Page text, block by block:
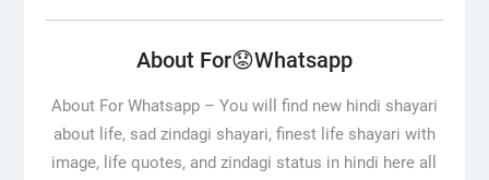
About For😟Whatsapp
About For Whatsapp – You will find new hindi shayari
about life, sad zindagi shayari, finest life shayari with
image, life quotes, and zindagi status in hindi here all